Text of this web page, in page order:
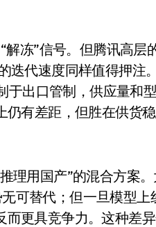
3招真·快充
不是广告屏！
吗？
对决
招了吗？
贵还有啥缺点？
冻”信号。但腾讯高层
迭代速度同样值得押注
出口管制，供应量和
有差距，但胜在供货
理用国产”的混合方案
可替代；但一旦模型上
更具竞争力。这种差异